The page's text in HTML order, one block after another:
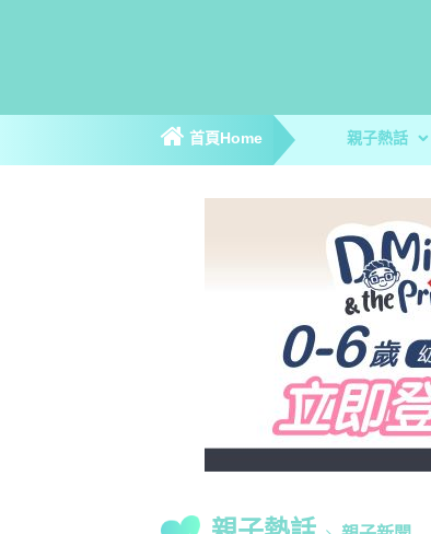
首頁Home 親子熱話
親子新聞
親子趣聞
爸媽專訪
著數優惠